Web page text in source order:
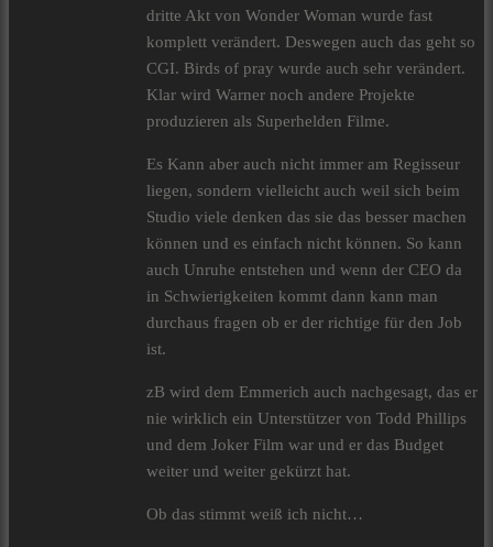
dritte Akt von Wonder Woman wurde fast
komplett verändert. Deswegen auch das geht so
CGI. Birds of pray wurde auch sehr verändert.
Klar wird Warner noch andere Projekte
produzieren als Superhelden Filme.
Es Kann aber auch nicht immer am Regisseur
liegen, sondern vielleicht auch weil sich beim
Studio viele denken das sie das besser machen
können und es einfach nicht können. So kann
auch Unruhe entstehen und wenn der CEO da
in Schwierigkeiten kommt dann kann man
durchaus fragen ob er der richtige für den Job
ist.
zB wird dem Emmerich auch nachgesagt, das er
nie wirklich ein Unterstützer von Todd Phillips
und dem Joker Film war und er das Budget
weiter und weiter gekürzt hat.
Ob das stimmt weiß ich nicht…